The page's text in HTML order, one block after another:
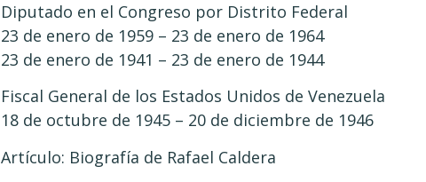
Diputado en el Congreso por Distrito Federal
23 de enero de 1959 – 23 de enero de 1964
23 de enero de 1941 – 23 de enero de 1944
Fiscal General de los Estados Unidos de Venezuela
18 de octubre de 1945 – 20 de diciembre de 1946
Artículo: Biografía de Rafael Caldera